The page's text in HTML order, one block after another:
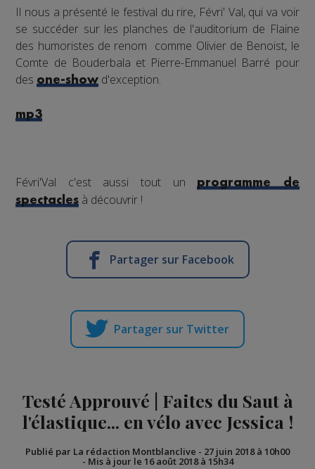
Il nous a présenté le festival du rire, Févri' Val, qui va voir
se succéder sur les planches de l'auditorium de Flaine
des humoristes de renom comme Olivier de Benoist, le
Comte de Bouderbala et Pierre-Emmanuel Barré pour
desone-show d'exception.
mp3
Févri'Val c'est aussi tout unprogramme de
spectacles à découvrir !
Partager sur Facebook
Partager sur Twitter
Testé Approuvé | Faites du Saut à
l'élastique... en vélo avec Jessica !
Publié par La rédaction Montblanclive - 27 juin 2018 à 10h00
- Mis à jour le 16 août 2018 à 15h34